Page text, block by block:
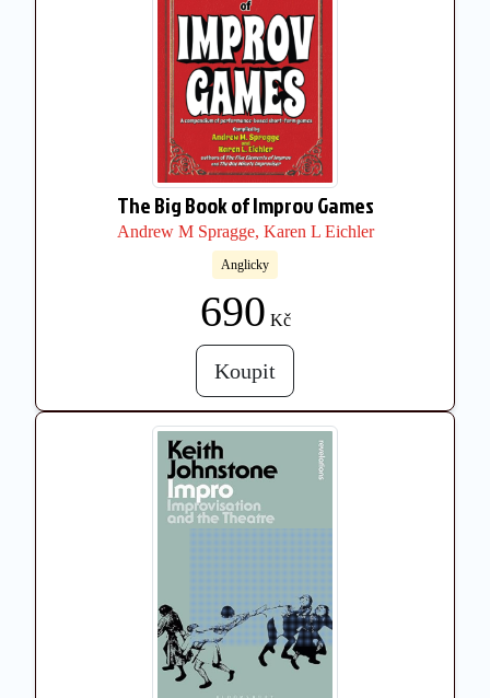
The Big Book of Improv Games
Andrew M Spragge, Karen L Eichler
Anglicky
690 Kč
Koupit